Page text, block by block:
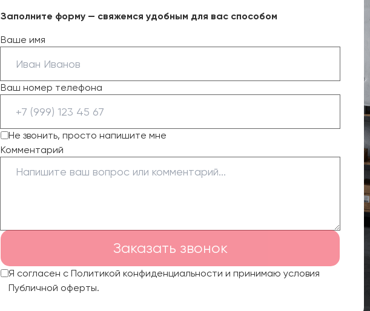
Заполните форму — свяжемся удобным для вас способом
Ваше имя
Ваш номер телефона
Не звонить, просто напишите мне
Комментарий
Заказать звонок
Я согласен с Политикой конфиденциальности и принимаю условия
Публичной оферты.